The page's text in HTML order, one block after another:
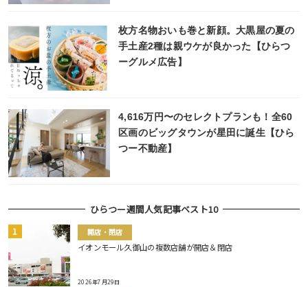
枚方名物おいも巻と新顔。大黒屋の夏の
手土産2種は親ウケが良かった【ひらつ
ーグルメ広告】
4,616万円〜のセレクトプランも！全60
区画のビッグタウンが星田に誕生【ひら
つー不動産】
ひらつー週間人気記事ベスト10
開店・閉店
イオンモール久御山の複数店舗が開店＆閉店
2026年7月29日